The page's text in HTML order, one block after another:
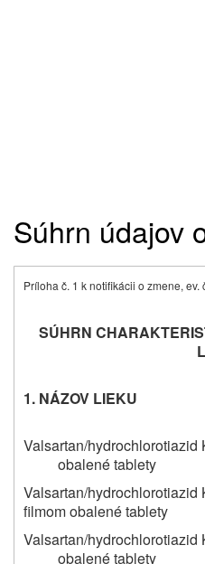
Súhrn údajov
Príloha č. 1 k notifikácii o zmene,
SÚHRN
1. NÁZOV LIEKU
Valsartan/hydrochlorotiazid
obalené tablety
Valsartan/hydrochlorotiazid
filmom obalené tablety
Valsartan/hydrochlorotiazid
obalené tablety